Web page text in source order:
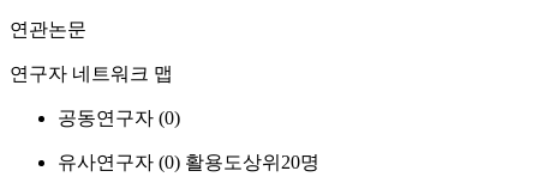
연관논문
연구자 네트워크 맵
공동연구자 (0)
유사연구자 (0) 활용도상위20명